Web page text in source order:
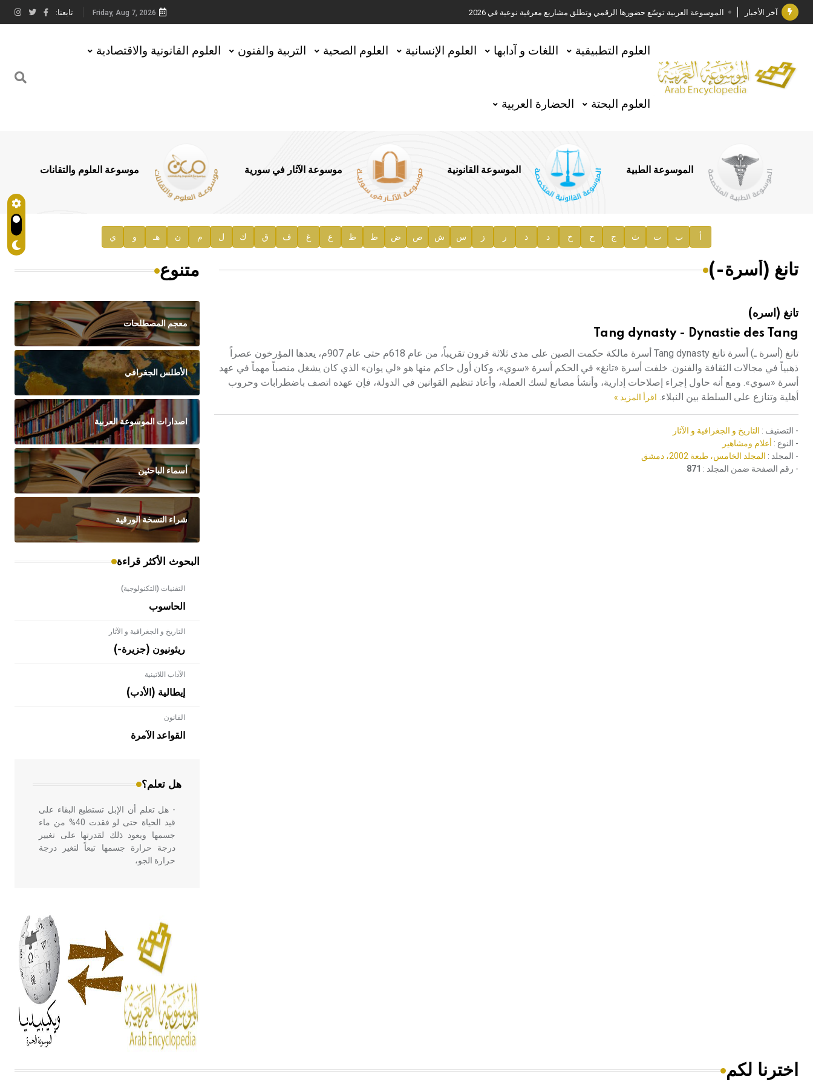
آخر الأخبار الموسوعة العربية توسّع حضورها الرقمي وتطلق مشاريع معرفية نوعية في 2026
جائزة مجمع الملك سلمان العالمي للغة العربية 2025
الأستاذ إياد خالد الطباع مدير عام لهيئة الموسوعة العربية
السيد محمد ياسين صالح وزيرا للثقافة
توصيات مجلس الإدارة
صدور المجلد السابع من موسوعة الآثار في سورية
إعلان..
هيئة الموسوعة العربية تطلق موسوعات جديدة في عام 2026
Friday, Aug 7, 2026 تابعنا:
العلوم التطبيقية اللغات و آدابها العلوم الإنسانية العلوم الصحية التربية والفنون العلوم القانونية والاقتصادية
العلوم البحتة الحضارة العربية
الموسوعة الطبية الموسوعة القانونية موسوعة الآثار في سورية موسوعة العلوم والتقانات
أ ب ت ث ج ح خ د ذ ر ز س ش ص ض ط ظ ع غ ف ق ك ل م ن هـ و ي
تانغ (أسرة-)
تانغ (اسره)
Tang dynasty - Dynastie des Tang
تانغ (أسرة ـ) أسرة تانغ Tang dynasty أسرة مالكة حكمت الصين على مدى ثلاثة قرون تقريباً، من عام 618م حتى عام 907م، يعدها المؤرخون عصراً
ذهبياً في مجالات الثقافة والفنون. خلفت أسرة «تانغ» في الحكم أسرة «سوي»، وكان أول حاكم منها هو «لي يوان» الذي كان يشغل منصباً مهماً في عهد
أسرة «سوي». ومع أنه حاول إجراء إصلاحات إدارية، وأنشأ مصانع لسك العملة، وأعاد تنظيم القوانين في الدولة، فإن عهده اتصف باضطرابات وحروب
أهلية وتنازع على السلطة بين النبلاء. اقرأ المزيد »
- التصنيف : التاريخ و الجغرافية و الآثار
- النوع : أعلام ومشاهير
- المجلد : المجلد الخامس، طبعة 2002، دمشق
- رقم الصفحة ضمن المجلد : 871
متنوع
معجم المصطلحات
الأطلس الجغرافي
اصدارات الموسوعة العربية
أسماء الباحثين
شراء النسخة الورقية
البحوث الأكثر قراءة
التقنيات (التكنولوجية)
الحاسوب
التاريخ و الجغرافية و الآثار
ريئونيون (جزيرة-)
الآداب اللاتينية
إيطالية (الأدب)
القانون
القواعد الآمرة
هل تعلم؟
- هل تعلم أن الأبلق نوع من الفنون
الهندسية التي ارتبطت بالعمارة الإسلامية
في بلاد الشام ومصر خاصة، حيث يحرص
- هل تعلم أن الإبل تستطيع البقاء على
قيد الحياة حتى لو فقدت 40% من ماء
جسمها ويعود ذلك لقدرتها على تغيير
درجة حرارة جسمها تبعاً لتغير درجة
حرارة الجو،
أربعة مؤلفات هي: الحكم، الأدلة، تنظيم
التغذية، ورسالته في جروح الرأس.
ويعود له الفضل بأنه حرر الطب من
الدين والفلسفة.
- هل تعلم أن المرجان إفراز حيواني
يتكون في البحر ويتركب من مادة
كربونات الكلسيوم، وهو أحمر أو شديد
الحمرة وهو أجود أنواعه، ويمتاز بكبر
الحجم ويسمى الش
اخترنا لكم